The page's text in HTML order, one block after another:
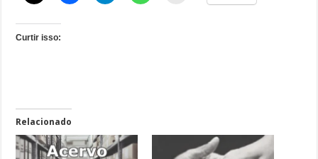
Curtir isso:
Relacionado